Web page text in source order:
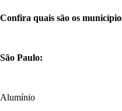
Confira quais são os
São Paulo:
Alumínio